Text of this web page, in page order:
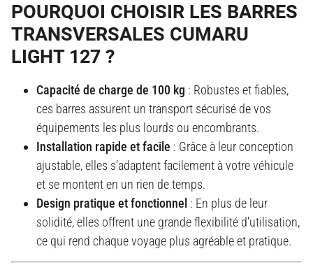
POURQUOI CHOISIR LES BARRES
TRANSVERSALES CUMARU
LIGHT 127 ?
Capacité de charge de 100 kg : Robustes et fiables,
ces barres assurent un transport sécurisé de vos
équipements les plus lourds ou encombrants.
Installation rapide et facile : Grâce à leur conception
ajustable, elles s’adaptent facilement à votre véhicule
et se montent en un rien de temps.
Design pratique et fonctionnel : En plus de leur
solidité, elles offrent une grande flexibilité d'utilisation,
ce qui rend chaque voyage plus agréable et pratique.